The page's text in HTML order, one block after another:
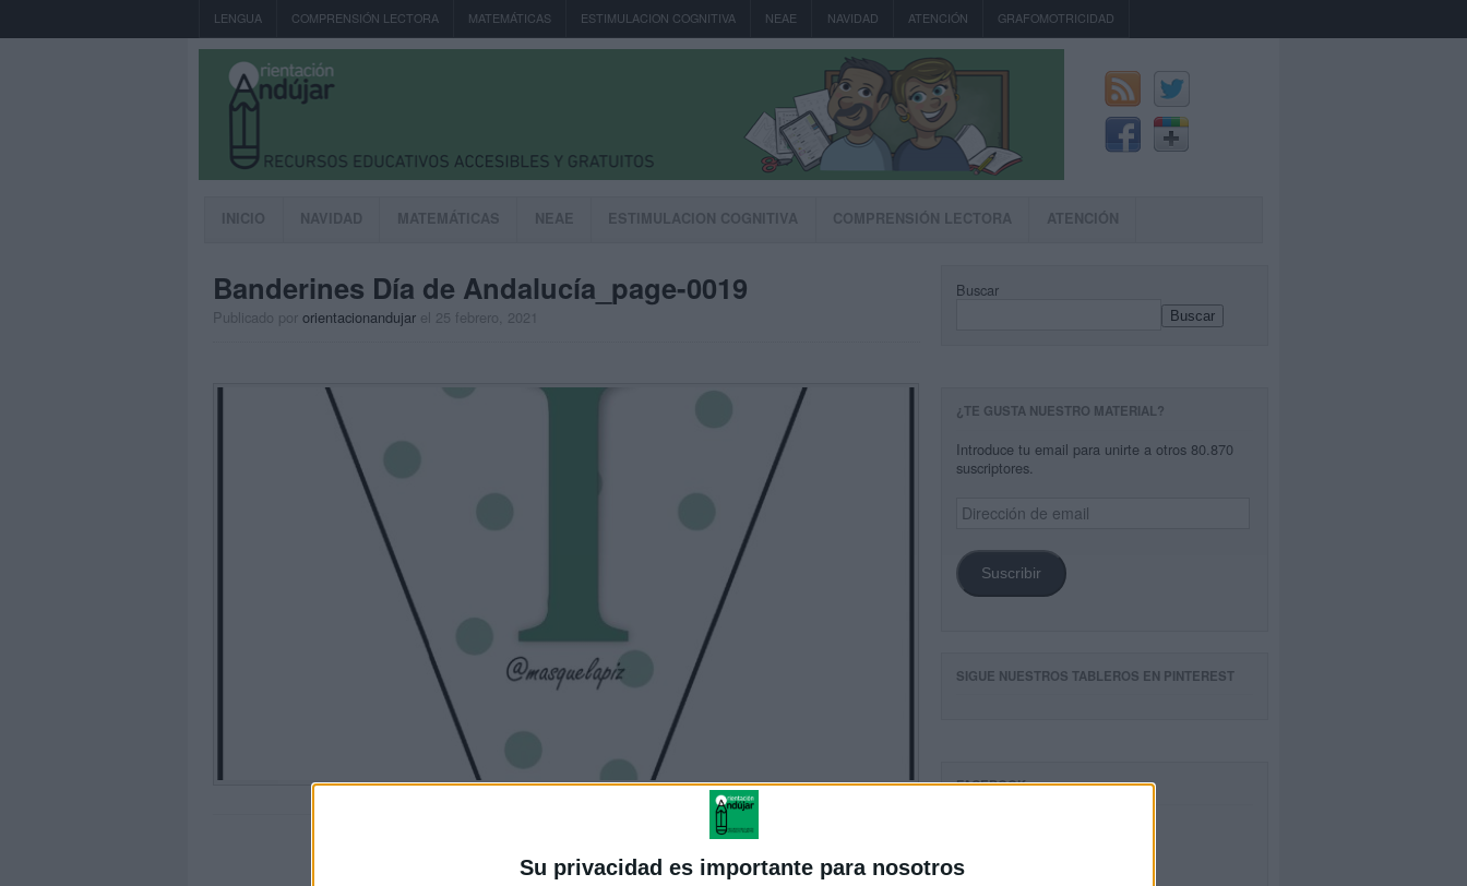
Su privacidad es importante para nosotros
LENGUA COMPRENSIÓN LECTORA MATEMÁTICAS ESTIMULACION COGNITIVA NEAE NAVIDAD ATENCIÓN GRAFOMOTRICIDAD
INICIO NAVIDAD MATEMÁTICAS NEAE ESTIMULACION COGNITIVA COMPRENSIÓN LECTORA ATENCIÓN
Banderines Día de Andalucía_page-0019
Publicado por orientacionandujar el 25 febrero, 2021
Buscar
Buscar
¿TE GUSTA NUESTRO MATERIAL?
Introduce tu email para unirte a otros 80.870
suscriptores.
Dirección
de
Suscribir
SIGUE NUESTROS TABLEROS EN PINTEREST
FACEBOOK